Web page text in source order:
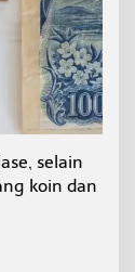
selain
koin dan